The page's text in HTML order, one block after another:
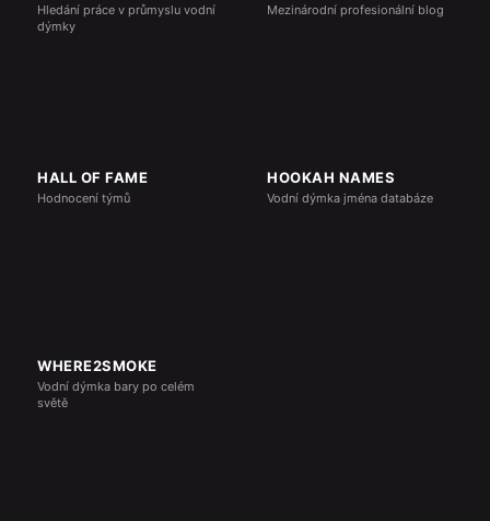
Hledání práce v průmyslu vodní
dýmky
Mezinárodní profesionální blog
HALL OF FAME
Hodnocení týmů
HOOKAH NAMES
Vodní dýmka jména databáze
WHERE2SMOKE
Vodní dýmka bary po celém
světě